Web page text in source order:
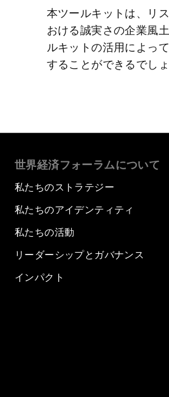
本ツールキットは、リ
おける誠実さの企業風
ルキットの活用によっ
することができるでしょ
世界経済フォーラムについて
私たちのストラテジー
私たちのアイデンティティ
私たちの活動
リーダーシップとガバナンス
インパクト